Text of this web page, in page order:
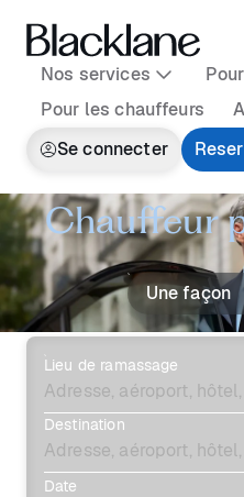
Nos services
Pour les chauffeurs
Se connecter
Chauffeur
Une façon
Lieu de ramassage
Destination
Date